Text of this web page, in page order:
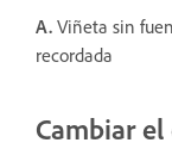
A. Viñeta sin
recordada
Cambiar